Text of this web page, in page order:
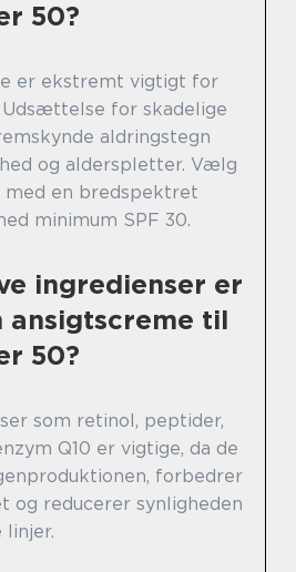
50?
er ekstremt vigtigt for
Udsættelse for skadelige
aldringstegn
og alderspletter. Vælg
med en bredspektret
minimum SPF 30.
ingredienser er
ansigtscreme til
50?
som retinol, peptider,
Q10 er vigtige, da de
forbedrer
og reducerer synligheden
linjer.